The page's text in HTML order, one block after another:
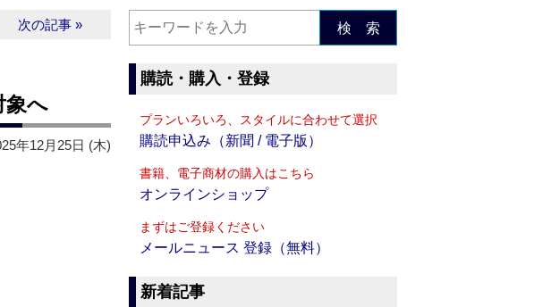
次の記事 »
象へ
年12月25日 (木)
検 索
購読・購入・登録
プランいろいろ、スタイルに合わせて選択
購読申込み（新聞 / 電子版）
書籍、電子商材の購入はこちら
オンラインショップ
まずはご登録ください
メールニュース 登録（無料）
新着記事